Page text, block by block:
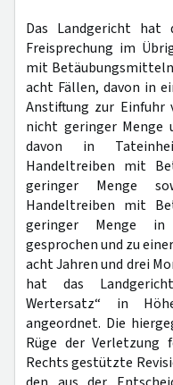
Das Landgericht
Freisprechung im
mit
acht Fällen, davon in
Anstiftung zur
nicht geringer Menge
davon in
Handeltreiben mit
geringer Menge
Handeltreiben mit
geringer Menge in
gesprochen und zu
acht Jahren und drei
hat das
Wertersatz“ in
angeordnet. Die
Rüge der Verletzung
Rechts gestützte